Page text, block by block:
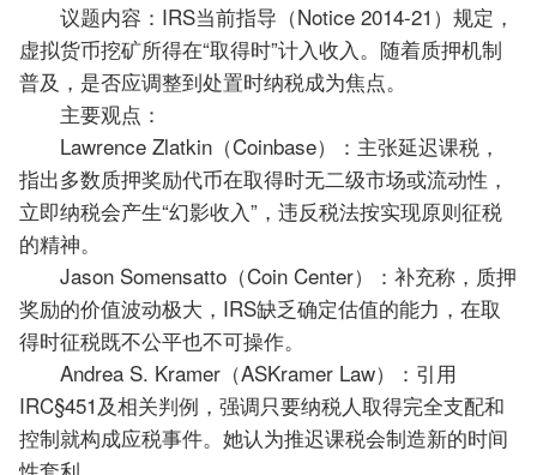
议题内容：IRS当前指导（Notice 2014-21）规定，
虚拟货币挖矿所得在“取得时”计入收入。随着质押机制
普及，是否应调整到处置时纳税成为焦点。
主要观点：
Lawrence Zlatkin（Coinbase）：主张延迟课税，
指出多数质押奖励代币在取得时无二级市场或流动性，
立即纳税会产生“幻影收入”，违反税法按实现原则征税
的精神。
Jason Somensatto（Coin Center）：补充称，质押
奖励的价值波动极大，IRS缺乏确定估值的能力，在取
得时征税既不公平也不可操作。
Andrea S. Kramer（ASKramer Law）：引用
IRC§451及相关判例，强调只要纳税人取得完全支配和
控制就构成应税事件。她认为推迟课税会制造新的时间